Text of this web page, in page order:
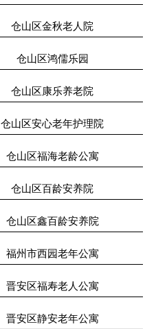
仓山区金秋老人院
仓山区鸿儒乐园
仓山区康乐养老院
仓山区安心老年护理院
仓山区福海老龄公寓
仓山区百龄安养院
仓山区鑫百龄安养院
福州市西园老年公寓
晋安区福寿老人公寓
晋安区静安老年公寓